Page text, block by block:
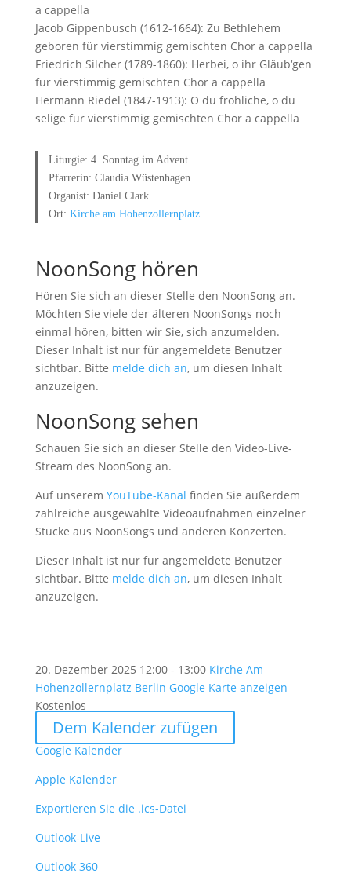
a cappella
Jacob Gippenbusch (1612-1664): Zu Bethlehem
geboren für vierstimmig gemischten Chor a cappella
Friedrich Silcher (1789-1860): Herbei, o ihr Gläub‘gen
für vierstimmig gemischten Chor a cappella
Hermann Riedel (1847-1913): O du fröhliche, o du
selige für vierstimmig gemischten Chor a cappella
Liturgie: 4. Sonntag im Advent
Pfarrerin: Claudia Wüstenhagen
Organist: Daniel Clark
Ort:Kirche am Hohenzollernplatz
NoonSong hören
Hören Sie sich an dieser Stelle den NoonSong an.
Möchten Sie viele der älteren NoonSongs noch
einmal hören, bitten wir Sie, sich anzumelden.
Dieser Inhalt ist nur für angemeldete Benutzer
sichtbar. Bitte melde dich an, um diesen Inhalt
anzuzeigen.
NoonSong sehen
Schauen Sie sich an dieser Stelle den Video-Live-
Stream des NoonSong an.
Auf unserem YouTube-Kanal finden Sie außerdem
zahlreiche ausgewählte Videoaufnahmen einzelner
Stücke aus NoonSongs und anderen Konzerten.
Dieser Inhalt ist nur für angemeldete Benutzer
sichtbar. Bitte melde dich an, um diesen Inhalt
anzuzeigen.
20. Dezember 2025 12:00 - 13:00 Kirche Am
Hohenzollernplatz Berlin Google Karte anzeigen
Kostenlos
Dem Kalender zufügen
Google Kalender
Apple Kalender
Exportieren Sie die .ics-Datei
Outlook-Live
Outlook 360